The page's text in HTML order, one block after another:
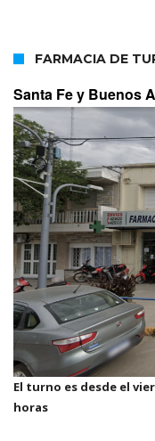
FARMACIA DE
Santa Fe y Buenos
El turno es desde el
horas